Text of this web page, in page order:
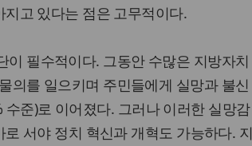
고 있다는 점은 고무적이다.
필수적이다. 그동안 수많은 지방자치
의를 일으키며 주민들에게 실망과 불신
준)로 이어졌다. 그러나 이러한 실망감
서야 정치 혁신과 개혁도 가능하다. 지